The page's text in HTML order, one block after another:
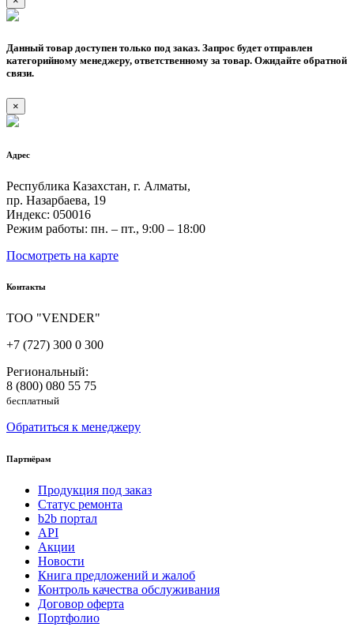
Данный товар доступен только под заказ. Запрос будет отправлен
категорийному менеджеру, ответственному за товар. Ожидайте обратной
связи.
×
Адрес
Республика Казахстан, г. Алматы,
пр. Назарбаева, 19
Индекс: 050016
Режим работы: пн. – пт., 9:00 – 18:00
Посмотреть на карте
Контакты
ТОО "VENDER"
+7 (727) 300 0 300
Региональный:
8 (800) 080 55 75
бесплатный
Обратиться к менеджеру
Партнёрам
Продукция под заказ
Статус ремонта
b2b портал
API
Акции
Новости
Книга предложений и жалоб
Контроль качества обслуживания
Договор оферта
Портфолио